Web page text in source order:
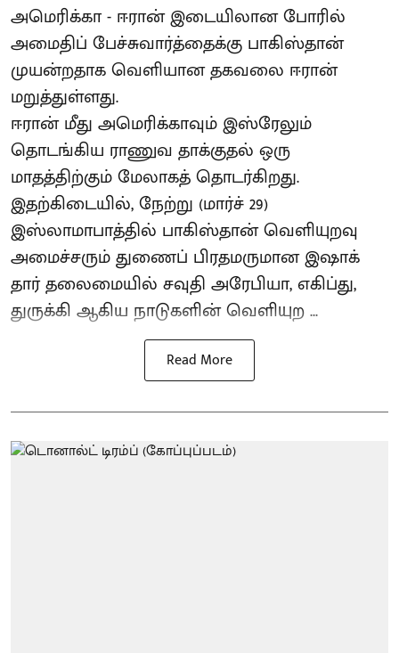
அமெரிக்கா - ஈரான் இடையிலான போரில்
அமைதிப் பேச்சுவார்த்தைக்கு பாகிஸ்தான்
முயன்றதாக வெளியான தகவலை ஈரான்
மறுத்துள்ளது.
ஈரான் மீது அமெரிக்காவும் இஸ்ரேலும்
தொடங்கிய ராணுவ தாக்குதல் ஒரு
மாதத்திற்கும் மேலாகத் தொடர்கிறது.
இதற்கிடையில், நேற்று (மார்ச் 29)
இஸ்லாமாபாத்தில் பாகிஸ்தான் வெளியுறவு
அமைச்சரும் துணைப் பிரதமருமான இஷாக்
தார் தலைமையில் சவுதி அரேபியா, எகிப்து,
துருக்கி ஆகிய நாடுகளின் வெளியுற ...
Read More